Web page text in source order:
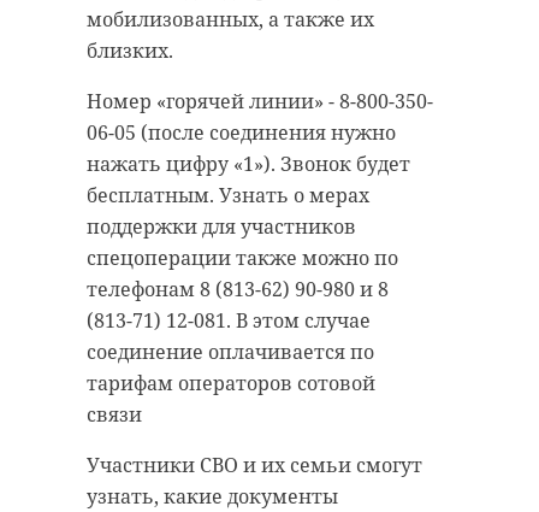
мобилизованных, а также их
близких.
Номер «горячей линии» - 8-800-350-
06-05 (после соединения нужно
нажать цифру «1»). Звонок будет
бесплатным. Узнать о мерах
поддержки для участников
спецоперации также можно по
телефонам 8 (813-62) 90-980 и 8
(813-71) 12-081. В этом случае
соединение оплачивается по
тарифам операторов сотовой
связи
Участники СВО и их семьи смогут
узнать, какие документы
осуществил аварийный сброс
части стоков хозяйственно-
близлежащую канаву.
Инспекторы нашли
железобетонную трубу, которая
выходит от сетей водоотведения
напрямую в канаву.
В эконадзоре отмечают, что
Водоканал должен был
предусмотреть надежность
электроснабжения объектов
канализации через резервную
обустроить аварийные емкости
для стоков. В адрес компании
устроили за преступником
настоящую погоню по
Ленинградской области и
воспользовались табельным
оружием.
В пятницу, 17 марта, в полицию
Санкт-Петербурга поступила
информация от коллег из Великого
Новгорода об угоне легковушки.
Автомобиль, по данным
следствия, мог находиться в
Северной столице. В тот же на 615-
м километре трассы М-10 «Россия»
в Тосненском районе наряд ДПС
заметил иномарку.